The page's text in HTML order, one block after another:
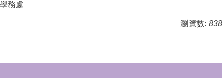
學務處
瀏覽數: 838